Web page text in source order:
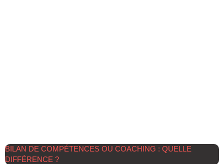
BILAN DE COMPÉTENCES OU COACHING : QUELLE
DIFFÉRENCE ?